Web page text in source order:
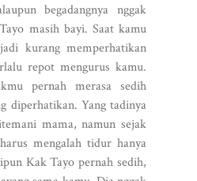
begadangnya nggak
masih bayi. Saat kamu
kurang memperhatikan
repot mengurus kamu.
pernah merasa sedih
diperhatikan. Yang tadinya
mama, namun sejak
mengalah tidur hanya
Kak Tayo pernah sedih,